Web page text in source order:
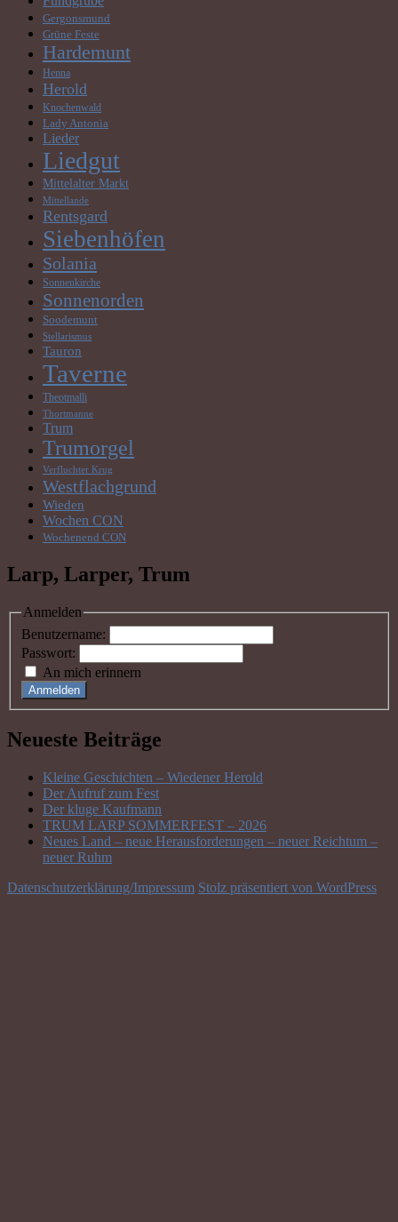
Gergonsmund
Grüne Feste
Hardemunt
Henna
Herold
Knochenwald
Lady Antonia
Lieder
Liedgut
Mittelalter Markt
Mittellande
Rentsgard
Siebenhöfen
Solania
Sonnenkirche
Sonnenorden
Soodemunt
Stellarismus
Tauron
Taverne
Theotmalli
Thortmanne
Trum
Trumorgel
Verfluchter Krug
Westflachgrund
Wieden
Wochen CON
Wochenend CON
Larp, Larper, Trum
Anmelden
Benutzername:
Passwort:
An mich erinnern
Anmelden
Neueste Beiträge
Kleine Geschichten – Wiedener Herold
Der Aufruf zum Fest
Der kluge Kaufmann
TRUM LARP SOMMERFEST – 2026
Neues Land – neue Herausforderungen – neuer Reichtum –
neuer Ruhm
Datenschutzerklärung/Impressum Stolz präsentiert von WordPress